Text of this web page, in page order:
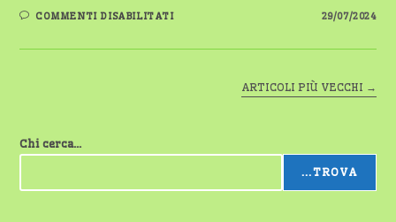
COMMENTI DISABILITATISU
9
29/07/2024
ARTICOLI PIÙ VECCHI →
Chi cerca...
...TROVA